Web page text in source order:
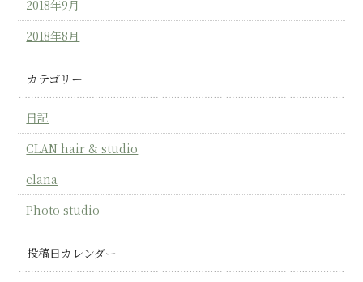
2018年9月
2018年8月
カテゴリー
日記
CLAN hair & studio
clana
Photo studio
投稿日カレンダー